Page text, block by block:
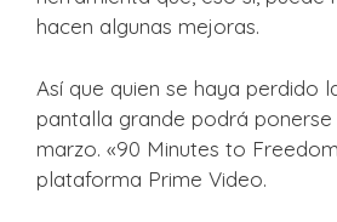
hacen algunas mejoras.
Así que quien se haya perdido
pantalla grande podrá
marzo. «90 Minutes to
plataforma Prime Video.